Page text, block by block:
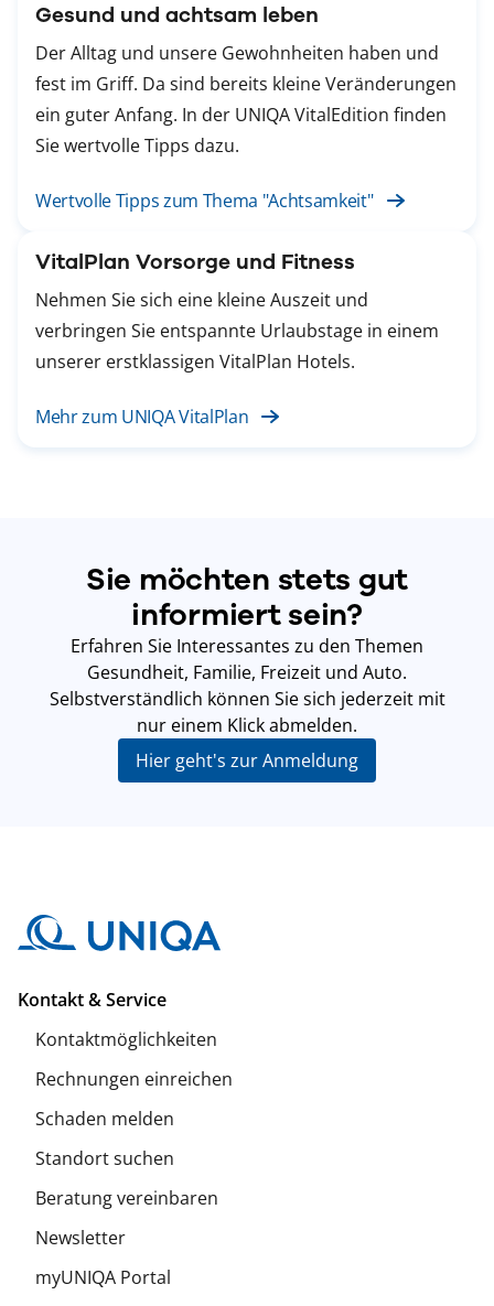
Gesund und achtsam leben
Der Alltag und unsere Gewohnheiten haben und
fest im Griff. Da sind bereits kleine Veränderungen
ein guter Anfang. In der UNIQA VitalEdition finden
Sie wertvolle Tipps dazu.
Wertvolle Tipps zum Thema "Achtsamkeit"
VitalPlan Vorsorge und Fitness
Nehmen Sie sich eine kleine Auszeit und
verbringen Sie entspannte Urlaubstage in einem
unserer erstklassigen VitalPlan Hotels.
Mehr zum UNIQA VitalPlan
Sie möchten stets gut
informiert sein?
Erfahren Sie Interessantes zu den Themen
Gesundheit, Familie, Freizeit und Auto.
Selbstverständlich können Sie sich jederzeit mit
nur einem Klick abmelden.
Hier geht's zur Anmeldung
Kontakt & Service
Kontaktmöglichkeiten
Rechnungen einreichen
Schaden melden
Standort suchen
Beratung vereinbaren
Newsletter
myUNIQA Portal